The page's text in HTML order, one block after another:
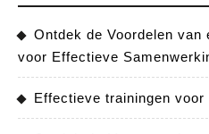
Ontdek de Voordelen van
voor Effectieve
Effectieve trainingen